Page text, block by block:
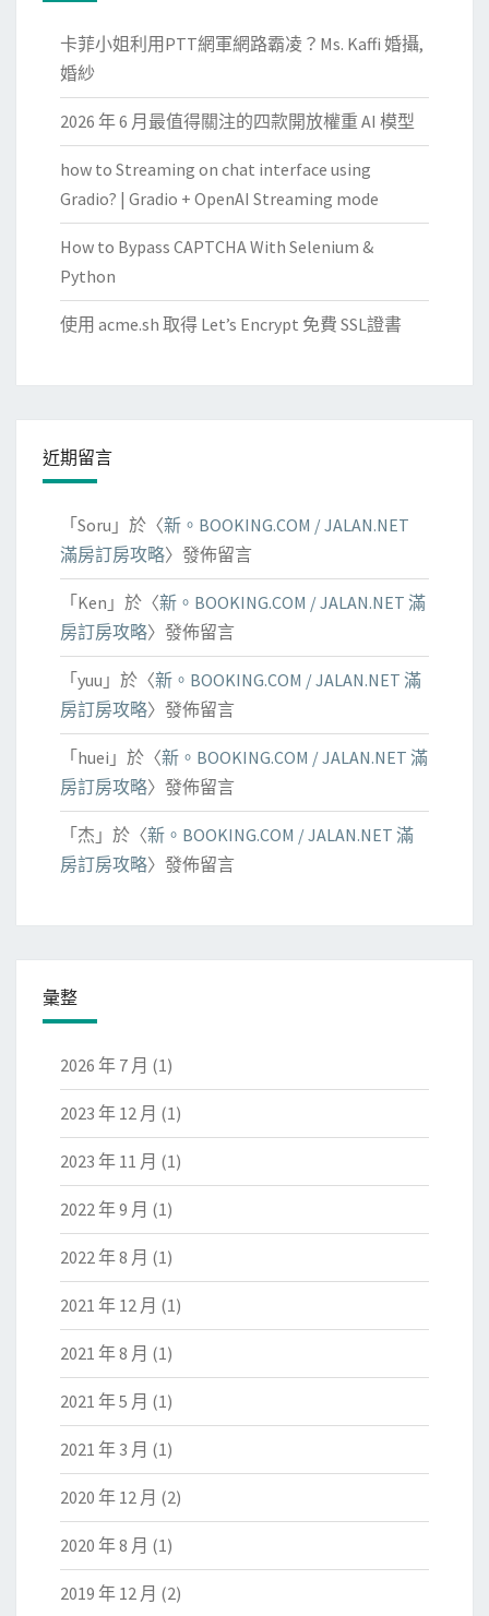
卡菲小姐利用PTT網軍網路霸凌？Ms. Kaffi 婚攝,
婚紗
2026 年 6 月最值得關注的四款開放權重 AI 模型
how to Streaming on chat interface using
Gradio? | Gradio + OpenAI Streaming mode
How to Bypass CAPTCHA With Selenium &
Python
使用 acme.sh 取得 Let’s Encrypt 免費 SSL證書
近期留言
「 Soru 」於〈新。BOOKING.COM / JALAN.NET
滿房訂房攻略〉發佈留言
「 Ken 」於〈新。BOOKING.COM / JALAN.NET 滿
房訂房攻略〉發佈留言
「 yuu 」於〈新。BOOKING.COM / JALAN.NET 滿
房訂房攻略〉發佈留言
「 huei 」於〈新。BOOKING.COM / JALAN.NET 滿
房訂房攻略〉發佈留言
「 杰 」於〈新。BOOKING.COM / JALAN.NET 滿
房訂房攻略〉發佈留言
彙整
2026 年 7 月 (1)
2023 年 12 月 (1)
2023 年 11 月 (1)
2022 年 9 月 (1)
2022 年 8 月 (1)
2021 年 12 月 (1)
2021 年 8 月 (1)
2021 年 5 月 (1)
2021 年 3 月 (1)
2020 年 12 月 (2)
2020 年 8 月 (1)
2019 年 12 月 (2)